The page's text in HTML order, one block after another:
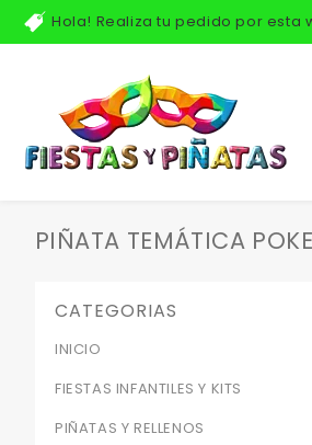
Hola! Realiza tu pedido por esta
PIÑATA TEMÁTICA
CATEGORIAS
INICIO
FIESTAS INFANTILES Y KITS
PIÑATAS Y RELLENOS